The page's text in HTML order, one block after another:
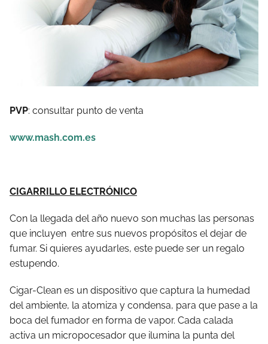
PVP: consultar punto de venta
www.mash.com.es
CIGARRILLO ELECTRÓNICO
Con la llegada del año nuevo son muchas las personas
que incluyen entre sus nuevos propósitos el dejar de
fumar. Si quieres ayudarles, este puede ser un regalo
estupendo.
Cigar-Clean es un dispositivo que captura la humedad
del ambiente, la atomiza y condensa, para que pase a la
boca del fumador en forma de vapor. Cada calada
activa un micropocesador que ilumina la punta del